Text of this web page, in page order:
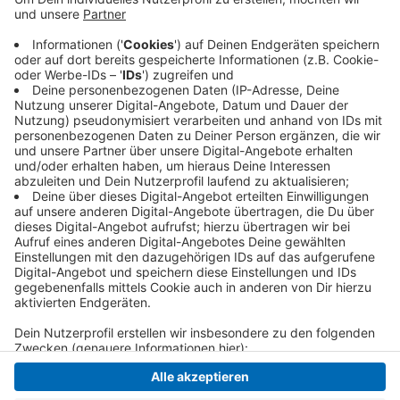
Der Rhein ist eine Bundeswasserstraße und kein
Badegewässer. Durch den starken Schiffverkehr könne
zudem immer wieder ein kräftiger Sog im Wasser
entstehen - zusätzlich zur starken Strömung. Die
Überwachung des Badeverbots wird laut Stadt durch
die Wasserschutzpolizei durchgeführt.
Anzeige